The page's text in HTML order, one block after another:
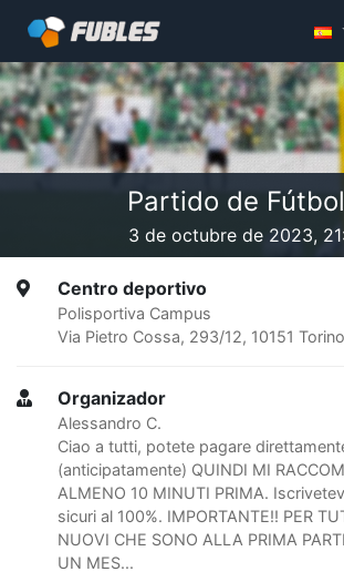
Partido de
3 de octubre de 2023,
Centro deportivo
Polisportiva Campus
Via Pietro Cossa, 293/12, 10151 Torino
Organizador
Alessandro C.
Ciao a tutti, potete pagare
(anticipatamente) QUINDI MI
ALMENO 10 MINUTI PRIMA.
sicuri al 100%. IMPORTANTE!! PER
NUOVI CHE SONO ALLA PRIMA
UN MES...